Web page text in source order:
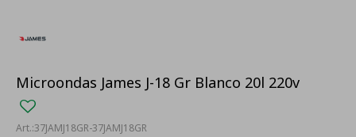
Microondas James J-18 Gr Blanco 20l 220v
37JAMJ18GR-37JAMJ18GR